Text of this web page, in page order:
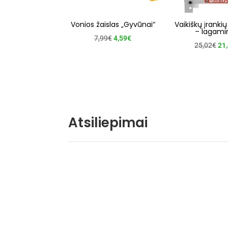
Vonios žaislas „Gyvūnai“
7,99€Original
4,59€Current
Vaikiškų
–
25,02€
Atsiliepimai